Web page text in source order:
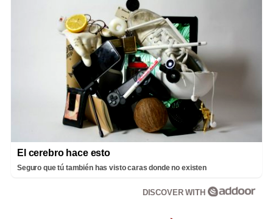
El cerebro hace esto
Seguro que tú también has visto caras donde no existen
DISCOVER WITH